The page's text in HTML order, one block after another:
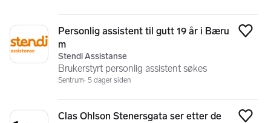
Personlig assistent til gutt 19 år i Bæru
m
Stendi Assistanse
Brukerstyrt personlig assistent søkes
Sentrum 5 dager siden
Clas Ohlson Stenersgata ser etter de